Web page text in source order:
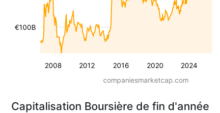
2008 2012 2016 2020 2024
€100B
companiesmarketcap.com
Capitalisation Boursière de fin d'année